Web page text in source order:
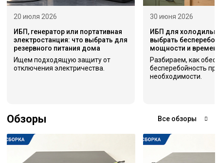
20 июля 2026
ИБП, генератор или портативная
электростанция: что выбрать для
резервного питания дома
Ищем подходящую защиту от
отключения электричества.
30 июня 2026
ИБП для
выбрать
мощности и
Разбираем, как
бесперебойность
необходимости.
Обзоры Все обзоры